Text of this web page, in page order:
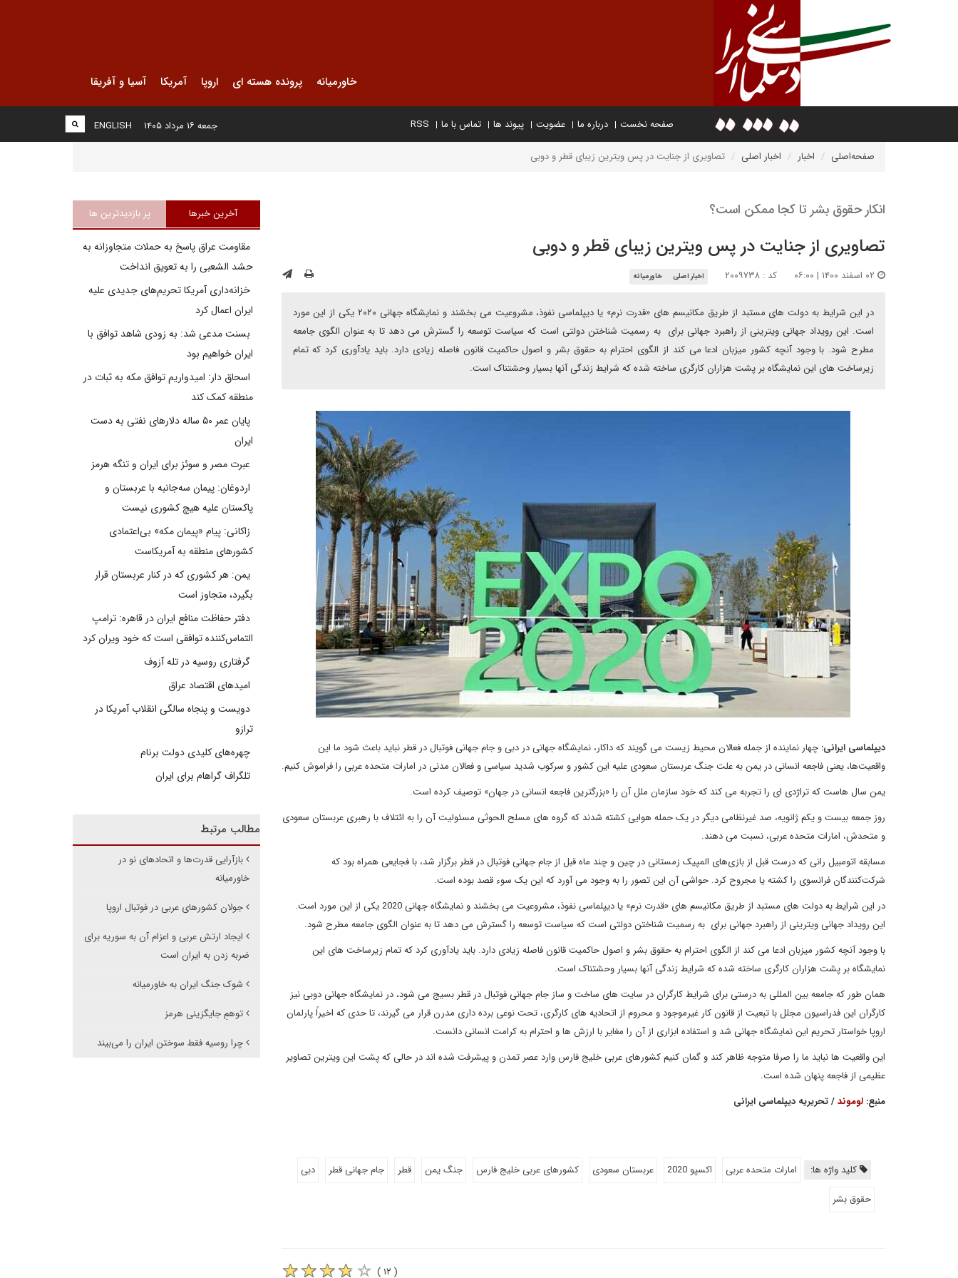
خاورمیانه پرونده هسته ای اروپا آمریکا آسیا و آفریقا
صفحه نخست درباره ما عضویت پیوند ها تماس با ما RSS
ENGLISH جمعه ۱۶ مرداد ۱۴۰۵
صفحه‌اصلی اخبار اخبار اصلی تصاویری از جنایت در پس ویترین زیبای قطر و دوبی
انکار حقوق بشر تا کجا ممکن است؟
تصاویری از جنایت در پس ویترین زیبای قطر و دوبی
کد : ۲۰۰۹۷۳۸ اخبار اصلی خاورمیانه
در این شرایط به دولت های مستبد از طریق مکانیسم های «قدرت نرم» یا دیپلماسی نفوذ، مشروعیت می بخشند و نمایشگاه جهانی ۲۰۲۰ یکی از این مورد
است. این رویداد جهانی ویترینی از راهبرد جهانی برای به رسمیت شناختن دولتی است که سیاست توسعه را گسترش می دهد تا به عنوان الگوی جامعه
مطرح شود. با وجود آنچه کشور میزبان ادعا می کند از الگوی احترام به حقوق بشر و اصول حاکمیت قانون فاصله زیادی دارد. باید یادآوری کرد که تمام
زیرساخت های این نمایشگاه بر پشت هزاران کارگری ساخته شده که شرایط زندگی آنها بسیار وحشتناک است.
دیپلماسی ایرانی: چهار نماینده از جمله فعالان محیط زیست می گویند که داکار، نمایشگاه جهانی در دبی و جام جهانی فوتبال در قطر نباید باعث شود ما این
واقعیت‌ها، یعنی فاجعه انسانی در یمن به علت جنگ عربستان سعودی علیه این کشور و سرکوب شدید سیاسی و فعالان مدنی در امارات متحده عربی را فراموش کنیم.
یمن سال هاست که تراژدی ای را تجربه می کند که خود سازمان ملل آن را «بزرگترین فاجعه انسانی در جهان» توصیف کرده است.
روز جمعه بیست و یکم ژانویه، صد غیرنظامی دیگر در یک حمله هوایی کشته شدند که گروه های مسلح الحوثی مسئولیت آن را به ائتلاف با رهبری عربستان سعودی
و متحدش، امارات متحده عربی، نسبت می دهند.
مسابقه اتومبیل رانی که درست قبل از بازی‌های المپیک زمستانی در چین و چند ماه قبل از جام جهانی فوتبال در قطر برگزار شد، با فجایعی همراه بود که
شرکت‌کنندگان فرانسوی را کشته یا مجروح کرد. حواشی آن این تصور را به وجود می آورد که این یک سوء قصد بوده است.
در این شرایط به دولت های مستبد از طریق مکانیسم های «قدرت نرم» یا دیپلماسی نفوذ، مشروعیت می بخشند و نمایشگاه جهانی 2020 یکی از این مورد است.
این رویداد جهانی ویترینی از راهبرد جهانی برای به رسمیت شناختن دولتی است که سیاست توسعه را گسترش می دهد تا به عنوان الگوی جامعه مطرح شود.
با وجود آنچه کشور میزبان ادعا می کند از الگوی احترام به حقوق بشر و اصول حاکمیت قانون فاصله زیادی دارد. باید یادآوری کرد که تمام زیرساخت های این
نمایشگاه بر پشت هزاران کارگری ساخته شده که شرایط زندگی آنها بسیار وحشتناک است.
همان طور که جامعه بین المللی به درستی برای شرایط کارگران در سایت های ساخت و ساز جام جهانی فوتبال در قطر بسیج می شود، در نمایشگاه جهانی دوبی نیز
کارگران این فدراسیون مجلل با تبعیت از قانون کار غیرموجود و محروم از اتحادیه های کارگری، تحت نوعی برده داری مدرن قرار می گیرند، تا حدی که اخیراً پارلمان
اروپا خواستار تحریم این نمایشگاه جهانی شد و استفاده ابزاری از آن را مغایر با ارزش ها و احترام به کرامت انسانی دانست.
این واقعیت ها نباید ما را صرفا متوجه ظاهر کند و گمان کنیم کشورهای عربی خلیج فارس وارد عصر تمدن و پیشرفت شده اند در حالی که پشت این ویترین تصاویر
عظیمی از فاجعه پنهان شده است.
منبع: لوموند/ تحریریه دیپلماسی ایرانی
کلید واژه ها: امارات متحده عربی اکسپو 2020 عربستان سعودی کشورهای عربی خلیج فارس جنگ یمن قطر جام جهانی قطر
دبی
حقوق بشر
( ۱۲ )
آخرین خبرها پر بازدیدترین ها
مقاومت عراق پاسخ به حملات متجاوزانه به
حشد الشعبی را به تعویق انداخت
خزانه‌داری آمریکا تحریم‌های جدیدی علیه
ایران اعمال کرد
بسنت مدعی شد: به زودی شاهد توافق با
ایران خواهیم بود
اسحاق دار: امیدواریم توافق مکه به ثبات در
منطقه کمک کند
پایان عمر ۵۰ ساله دلارهای نفتی به دست
ایران
عبرت مصر و سوئز برای ایران و تنگه هرمز
اردوغان: پیمان سه‌جانبه با عربستان و
پاکستان علیه هیچ کشوری نیست
زاکانی: پیام «پیمان مکه» بی‌اعتمادی
کشورهای منطقه به آمریکاست
یمن: هر کشوری که در کنار عربستان قرار
بگیرد، متجاوز است
دفتر حفاظت منافع ایران در قاهره: ترامپ
التماس‌کننده توافقی است که خود ویران کرد
گرفتاری روسیه در تله آزوف
امیدهای اقتصاد عراق
دویست و پنجاه سالگی انقلاب آمریکا در
ترازو
چهره‌های کلیدی دولت برنام
تلگراف گراهام برای ایران
مطالب مرتبط
بازآرایی قدرت‌ها و اتحادهای نو در
خاورمیانه
جولان کشورهای عربی در فوتبال اروپا
ایجاد ارتش عربی و اعزام آن به سوریه برای
ضربه زدن به ایران است
شوک جنگ ایران به خاورمیانه
توهمِ جایگزینی هرمز
چرا روسیه فقط سوختن ایران را می‌بیند